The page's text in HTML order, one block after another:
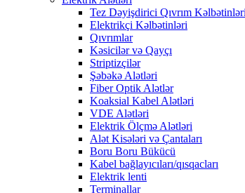
Tez Dəyişdirici Qıvrım Kəlbətinləri
Elektrikçi Kəlbətinləri
Qıvrımlar
Kəsicilər və Qayçı
Striptizçilər
Şəbəkə Alətləri
Fiber Optik Alətlər
Koaksial Kabel Alətləri
VDE Alətləri
Elektrik Ölçmə Alətləri
Alət Kisələri və Çantaları
Boru Boru Bükücü
Kabel bağlayıcıları/qısqacları
Elektrik lenti
Terminallar